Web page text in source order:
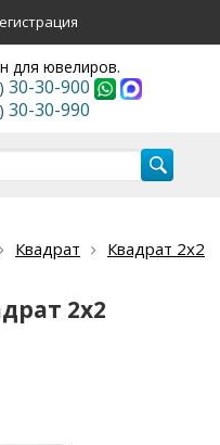
для ювелиров.
30-30-900
30-30-990
Квадрат
Квадрат 2х2
2х2